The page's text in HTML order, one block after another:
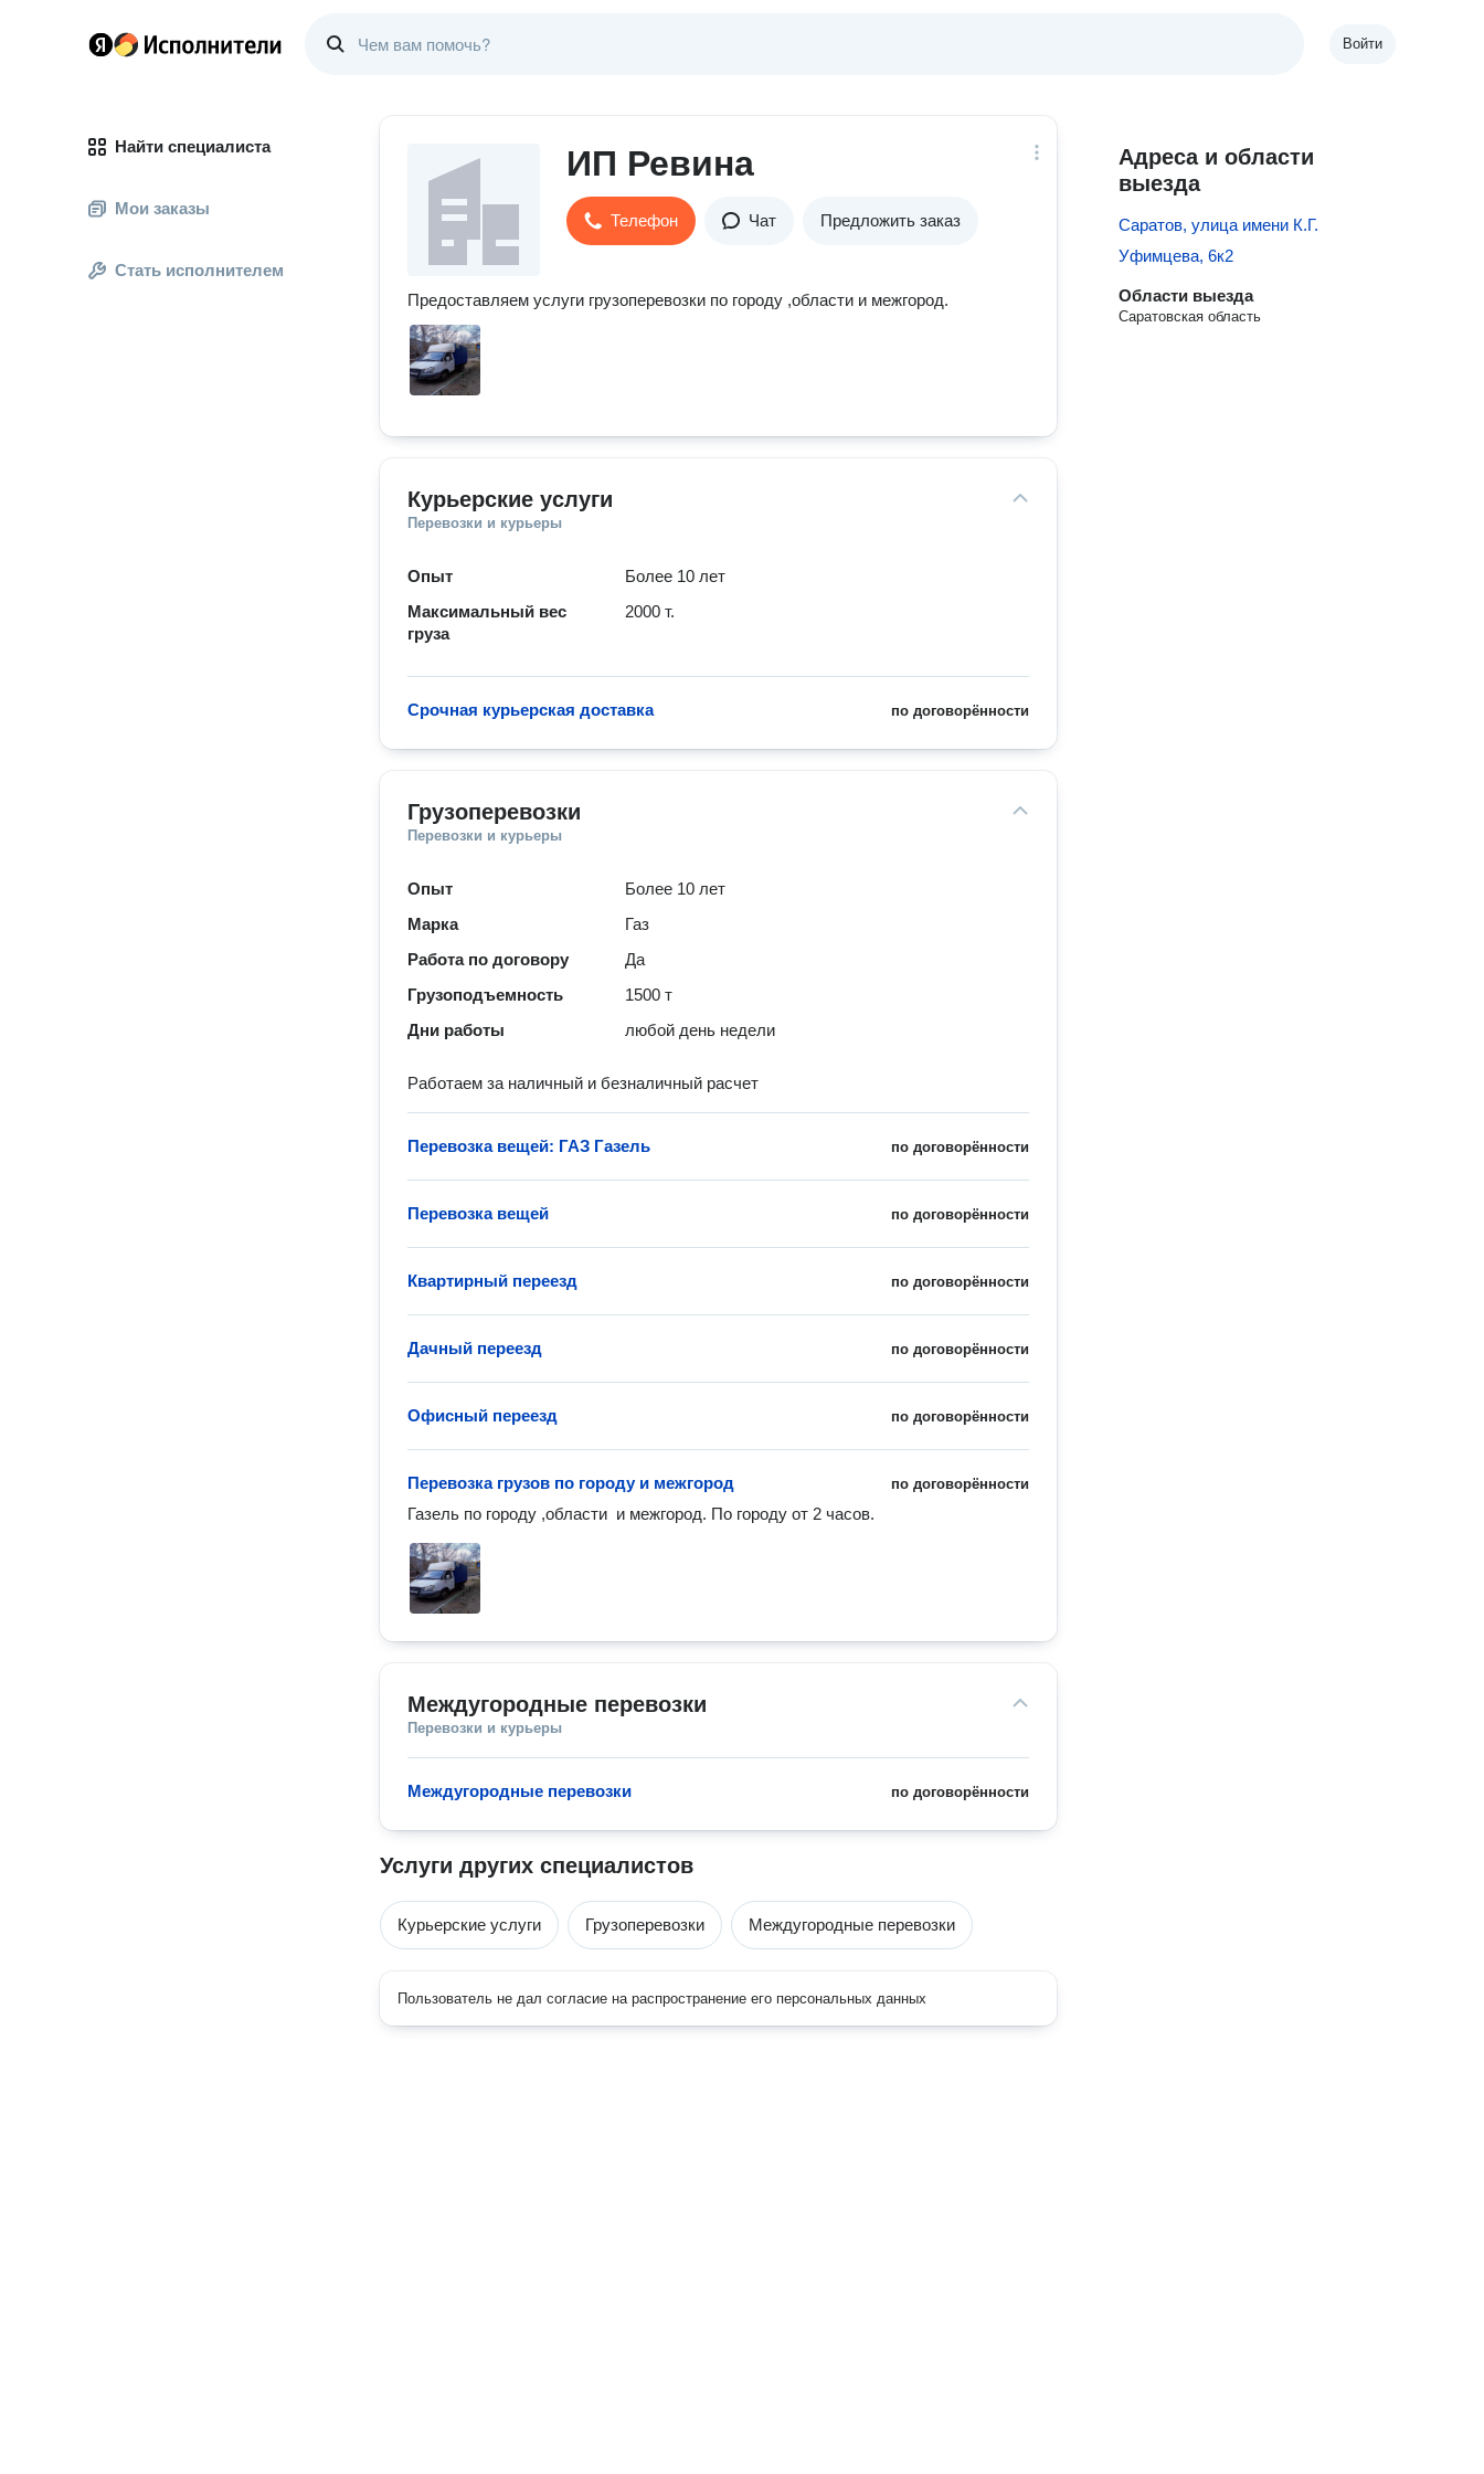
Войти
Найти специалиста
Мои заказы
Стать исполнителем
ИП Ревина
Телефон Чат Предложить заказ
Предоставляем услуги грузоперевозки по городу ,области и межгород.
Курьерские услуги
Перевозки и курьеры
Опыт
Более 10 лет
Максимальный вес
груза
2000 т.
по договорённости
Срочная курьерская доставка
Грузоперевозки
Перевозки и курьеры
Опыт
Более 10 лет
Марка
Газ
Работа по договору
Да
Грузоподъемность
1500 т
Дни работы
любой день недели
Работаем за наличный и безналичный расчет
по договорённости
Перевозка вещей: ГАЗ Газель
по договорённости
Перевозка вещей
по договорённости
Квартирный переезд
по договорённости
Дачный переезд
по договорённости
Офисный переезд
по договорённости
Перевозка грузов по городу и межгород
Газель по городу ,области  и межгород. По городу от 2 часов.
Междугородные перевозки
Перевозки и курьеры
по договорённости
Междугородные перевозки
Услуги других специалистов
Курьерские услуги Грузоперевозки Междугородные перевозки
Пользователь не дал согласие на распространение его персональных данных
Адреса и области
выезда
Саратов, улица имени К.Г.
Уфимцева, 6к2
Области выезда
Саратовская область